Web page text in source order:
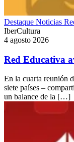
Destaque Noticias
IberCultura
4 agosto 2026
Red Educativa
En la cuarta reunión
siete países –
un balance de la […]